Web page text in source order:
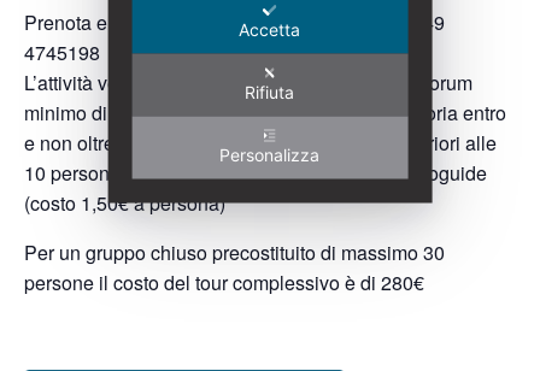
Prenotaelenainnocenti@italialiberty.it
| (+39) 349
4745198
L’attività verrà svolta al raggiungimento di un quorum
minimo di 8 partecipanti. Prenotazione obbligatoria entro
e non oltre 8 luglio 2026. In caso di gruppi superiori alle
10 persone sarà obbligatorio l’utilizzo delle radioguide
(costo 1,50€ a persona)
Per un gruppo chiuso precostituito di massimo 30
persone il costo del tour complessivo è di 280€
Accetta
Rifiuta
Personalizza